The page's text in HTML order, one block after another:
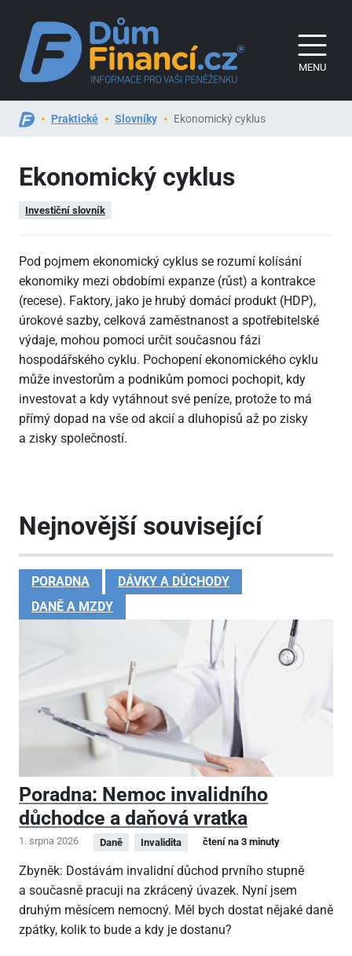
MENU
Praktické Slovníky Ekonomický cyklus
Ekonomický cyklus
Investiční slovník
Pod pojmem ekonomický cyklus se rozumí kolísání
ekonomiky mezi obdobími expanze (růst) a kontrakce
(recese). Faktory, jako je hrubý domácí produkt (HDP),
úrokové sazby, celková zaměstnanost a spotřebitelské
výdaje, mohou pomoci určit současnou fázi
hospodářského cyklu. Pochopení ekonomického cyklu
může investorům a podnikům pomoci pochopit, kdy
investovat a kdy vytáhnout své peníze, protože to má
přímý dopad na vše od akcií a dluhopisů až po zisky
a zisky společností.
Nejnovější související
PORADNA
DÁVKY A DŮCHODY
DANĚ A MZDY
Poradna: Nemoc invalidního
důchodce a daňová vratka
1. srpna 2026 Daně Invalidita čtení na 3 minuty
Zbyněk: Dostávám invalidní důchod prvního stupně
a současně pracuji na zkrácený úvazek. Nyní jsem
druhým měsícem nemocný. Měl bych dostat nějaké daně
zpátky, kolik to bude a kdy je dostanu?